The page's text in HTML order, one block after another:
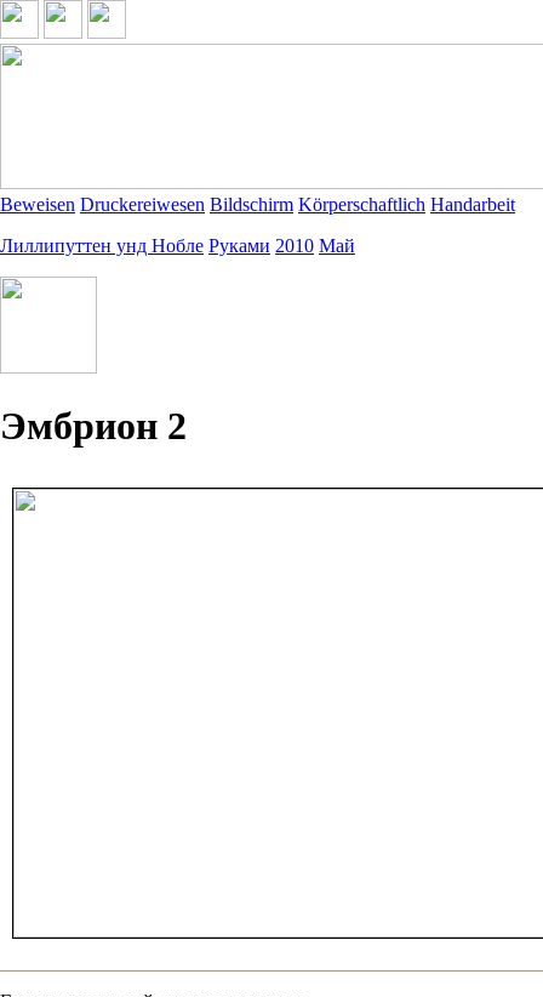
Beweisen Druckereiwesen Bildschirm Körperschaftlich Handarbeit
Лиллипуттен унд Нобле Руками 2010 Май
Эмбрион 2